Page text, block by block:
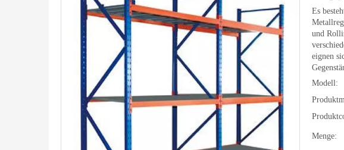
Es
und
eignen
Modell:
Menge: